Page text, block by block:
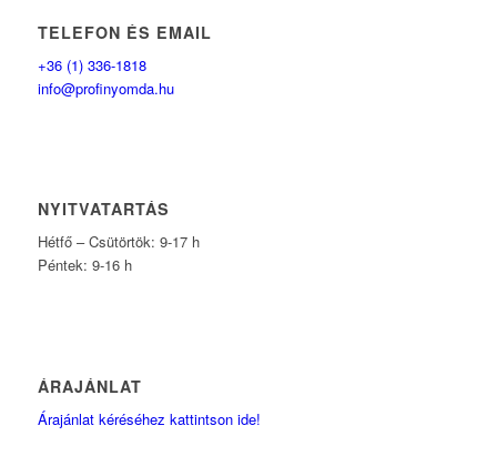
TELEFON ÉS EMAIL
+36 (1) 336-1818
info@profinyomda.hu
NYITVATARTÁS
Hétfő – Csütörtök: 9-17 h
Péntek: 9-16 h
ÁRAJÁNLAT
Árajánlat kéréséhez kattintson ide!